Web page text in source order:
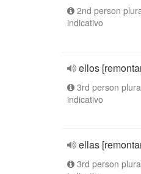
2nd person
indicativo
ellos
3rd person
indicativo
ellas
3rd person